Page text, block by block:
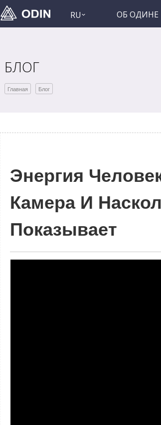
RU ОБ ОДИНЕ
БЛОГ
Главная Блог
Энергия
Камера И
Показывает